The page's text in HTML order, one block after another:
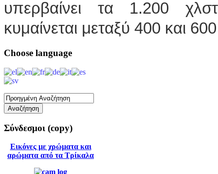
υπερβαίνει τα 1.200
κυμαίνεται μεταξύ 400 και
Choose language
Σύνδεσμοι (copy)
Εικόνες με χρώματα και
αρώματα από τα Τρίκαλα